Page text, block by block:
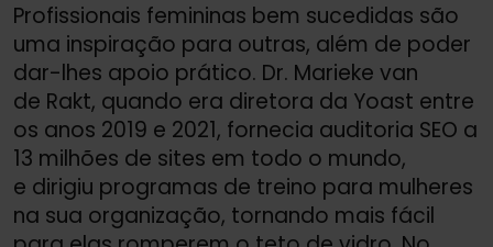
Profissionais femininas bem sucedidas são
uma inspiração para outras, além de poder
dar-lhes apoio prático. Dr. Marieke van
de Rakt, quando era diretora da Yoast entre
os anos 2019 e 2021, fornecia auditoria SEO a
13 milhões de sites em todo o mundo,
e dirigiu programas de treino para mulheres
na sua organização, tornando mais fácil